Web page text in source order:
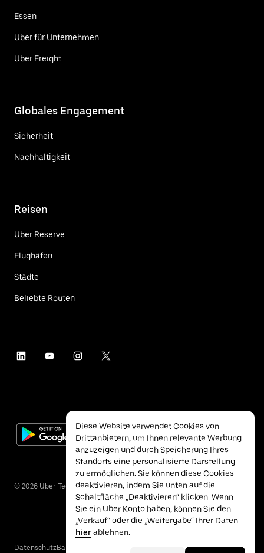
Essen
Uber für Unternehmen
Uber Freight
Globales Engagement
Sicherheit
Nachhaltigkeit
Reisen
Uber Reserve
Flughäfen
Städte
Beliebte Routen
© 2026 Uber Technologies Inc.
DatenschutzBarrierefreiheit
Diese Website verwendet Cookies von
Drittanbietern, um Ihnen relevante Werbung
anzuzeigen und durch Speicherung Ihres
Standorts eine personalisierte Darstellung
zu ermöglichen. Sie können diese Cookies
deaktivieren, indem Sie unten auf die
Schaltfläche „Deaktivieren“ klicken. Wenn
Sie ein Uber Konto haben, können Sie den
„Verkauf“ oder die „Weitergabe“ Ihrer Daten
hierablehnen.